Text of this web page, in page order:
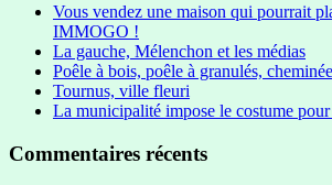
Vous vendez une maison qui pourrait
IMMOGO !
La gauche, Mélenchon et les médias
Poêle à bois, poêle à granulés,
Tournus, ville fleuri
La municipalité impose le costume
Commentaires récents